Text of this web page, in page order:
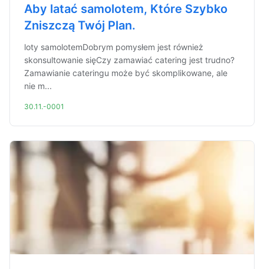
Aby latać samolotem, Które Szybko
Zniszczą Twój Plan.
loty samolotemDobrym pomysłem jest również
skonsultowanie sięCzy zamawiać catering jest trudno?
Zamawianie cateringu może być skomplikowane, ale
nie m...
30.11.-0001